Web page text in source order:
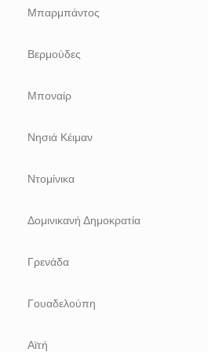
Μπαρμπάντος
Βερμούδες
Μποναίρ
Νησιά Κέιμαν
Ντομίνικα
Δομινικανή Δημοκρατία
Γρενάδα
Γουαδελούπη
Αϊτή